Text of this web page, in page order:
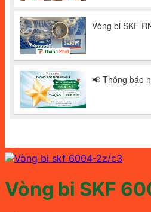
Vòng bi SKF